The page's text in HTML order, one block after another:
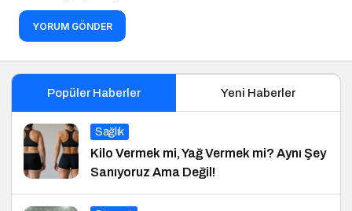
YORUM GÖNDER
Popüler Haberler Yeni Haberler
Sağlık
Kilo Vermek mi, Yağ Vermek mi? Aynı Şey
Sanıyoruz Ama Değil!